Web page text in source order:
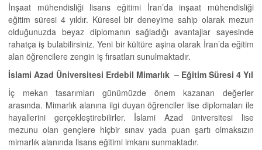
İnşaat mühendisliği lisans eğitimi İran’da inşaat mühendisliği
eğitim süresi 4 yıldır. Küresel bir deneyime sahip olarak mezun
olduğunuzda beyaz diplomanın sağladığı avantajlar sayesinde
rahatça iş bulabilirsiniz. Yeni bir kültüre aşina olarak İran’da eğitim
alan öğrencilere zengin iş fırsatları sunulmaktadır.
İslami Azad Üniversitesi Erdebil Mimarlık – Eğitim Süresi 4 Yıl
İç mekan tasarımları günümüzde önem kazanan değerler
arasında. Mimarlık alanına ilgi duyan öğrenciler lise diplomaları ile
hayallerini gerçekleştirebilirler. İslami Azad üniversitesi lise
mezunu olan gençlere hiçbir sınav yada puan şartı olmaksızın
mimarlık alanında lisans eğitimi imkanı sunmaktadır.